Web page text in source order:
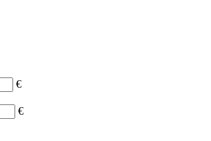
€
€